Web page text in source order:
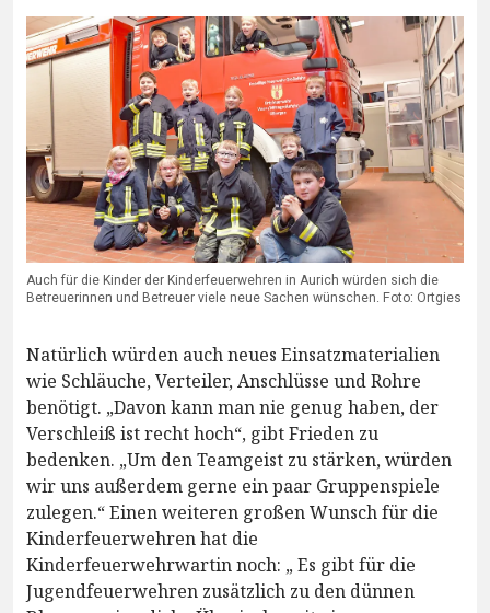
Auch für die Kinder der Kinderfeuerwehren in Aurich würden sich die
Betreuerinnen und Betreuer viele neue Sachen wünschen. Foto: Ortgies
Natürlich würden auch neues Einsatzmaterialien
wie Schläuche, Verteiler, Anschlüsse und Rohre
benötigt. „Davon kann man nie genug haben, der
Verschleiß ist recht hoch“, gibt Frieden zu
bedenken. „Um den Teamgeist zu stärken, würden
wir uns außerdem gerne ein paar Gruppenspiele
zulegen.“ Einen weiteren großen Wunsch für die
Kinderfeuerwehren hat die
Kinderfeuerwehrwartin noch: „ Es gibt für die
Jugendfeuerwehren zusätzlich zu den dünnen